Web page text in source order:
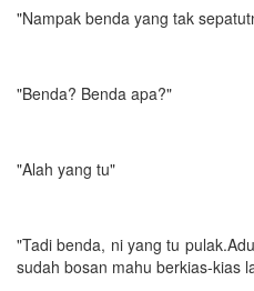
"Nampak benda yang tak
"Benda? Benda apa?"
"Alah yang tu"
"Tadi benda, ni yang tu
sudah bosan mahu berkias-kias